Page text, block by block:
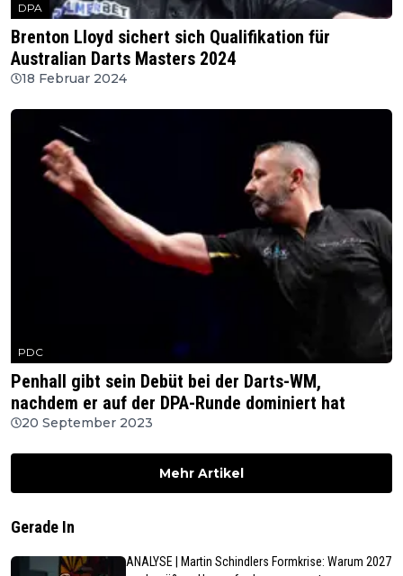
DPA
Brenton Lloyd sichert sich Qualifikation für
Australian Darts Masters 2024
18 Februar 2024
PDC
Penhall gibt sein Debüt bei der Darts-WM,
nachdem er auf der DPA-Runde dominiert hat
20 September 2023
Mehr Artikel
Gerade In
ANALYSE | Martin Schindlers Formkrise: Warum 2027